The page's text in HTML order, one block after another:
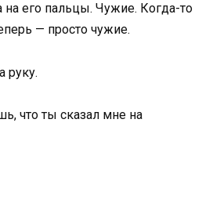
на его пальцы. Чужие. Когда-то
— просто чужие.
руку.
что ты сказал мне на